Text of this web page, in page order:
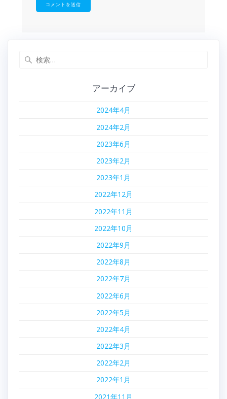
アーカイブ
2024年4月
2024年2月
2023年6月
2023年2月
2023年1月
2022年12月
2022年11月
2022年10月
2022年9月
2022年8月
2022年7月
2022年6月
2022年5月
2022年4月
2022年3月
2022年2月
2022年1月
2021年11月